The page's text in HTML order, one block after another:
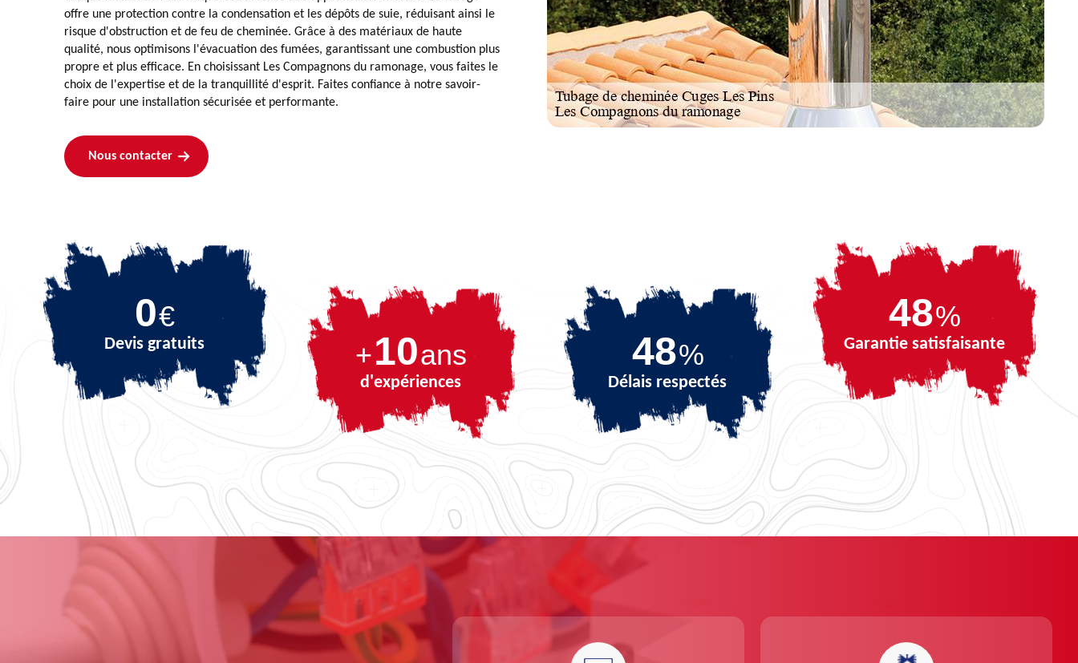
offre une protection contre la condensation et les dépôts de suie, réduisant ainsi le
risque d'obstruction et de feu de cheminée. Grâce à des matériaux de haute
qualité, nous optimisons l'évacuation des fumées, garantissant une combustion plus
propre et plus efficace. En choisissant Les Compagnons du ramonage, vous faites le
choix de l'expertise et de la tranquillité d'esprit. Faites confiance à notre savoir-
faire pour une installation sécurisée et performante.
Nous contacter
0€
Devis gratuits +10ans
d'expériences
68%
Délais respectés
68%
Garantie satisfaisante